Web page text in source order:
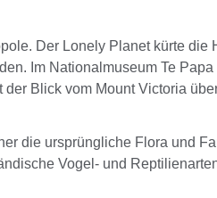
Der Lonely Planet kürte die
Im Nationalmuseum Te
Blick vom Mount Victoria
die ursprüngliche Flora und
Vogel- und